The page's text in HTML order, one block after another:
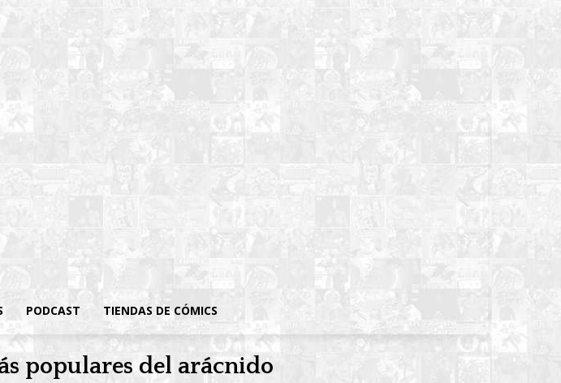
PODCAST TIENDAS DE CÓMICS
populares del arácnido